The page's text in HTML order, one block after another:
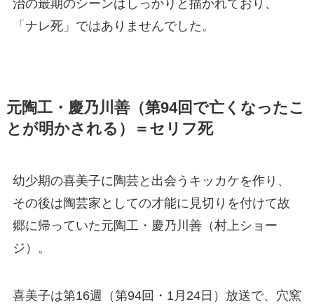
治の最期のシーンはしっかりと描かれており、
「ナレ死」ではありませんでした。
元陶工・慶乃川善（第94回で亡くなったこ
とが明かされる）＝セリフ死
幼少期の喜美子に陶芸と出会うキッカケを作り、
その後は陶芸家としての才能に見切りを付けて故
郷に帰っていた元陶工・慶乃川善（村上ショー
ジ）。
喜美子は第16週（第94回・1月24日）放送で、穴窯